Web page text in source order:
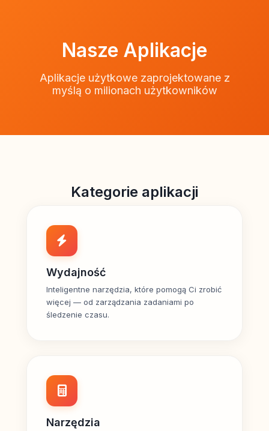
Nasze Aplikacje
Aplikacje użytkowe zaprojektowane z
myślą o milionach użytkowników
Kategorie aplikacji
Wydajność
Inteligentne narzędzia, które pomogą Ci zrobić
więcej — od zarządzania zadaniami po
śledzenie czasu.
Narzędzia